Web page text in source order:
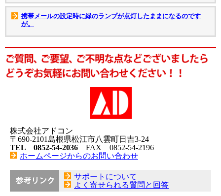
携帯メールの設定時に緑のランプが点灯したままになるのです
が。
株式会社アドコン
〒690-2101島根県松江市八雲町日吉3-24
TEL 0852-54-2036 FAX 0852-54-2196
ホームページからのお問い合わせ
サポートについて
よく寄せられる質問と回答